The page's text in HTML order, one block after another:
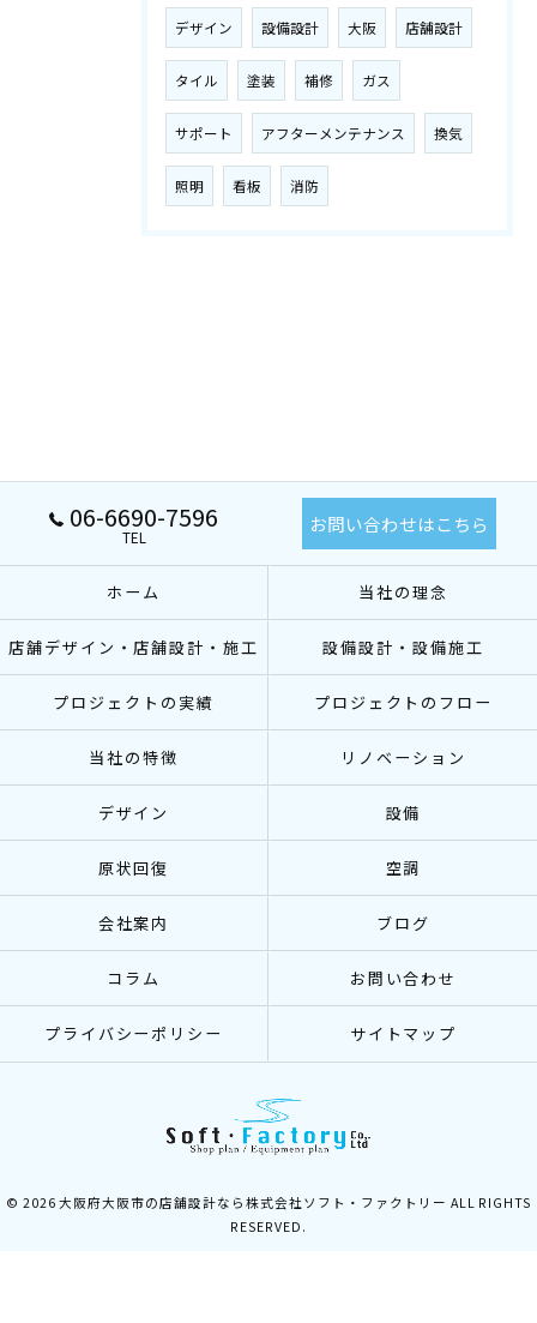
デザイン 設備設計 大阪 店舗設計
タイル 塗装 補修 ガス
サポート アフターメンテナンス 換気
照明 看板 消防
06-6690-7596
TEL
お問い合わせはこちら
ホーム 当社の理念
店舗デザイン・店舗設計・施工 設備設計・設備施工
プロジェクトの実績 プロジェクトのフロー
当社の特徴 リノベーション
デザイン 設備
原状回復 空調
会社案内 ブログ
コラム お問い合わせ
プライバシーポリシー サイトマップ
© 2026 大阪府大阪市の店舗設計なら株式会社ソフト・ファクトリー ALL RIGHTS
RESERVED.